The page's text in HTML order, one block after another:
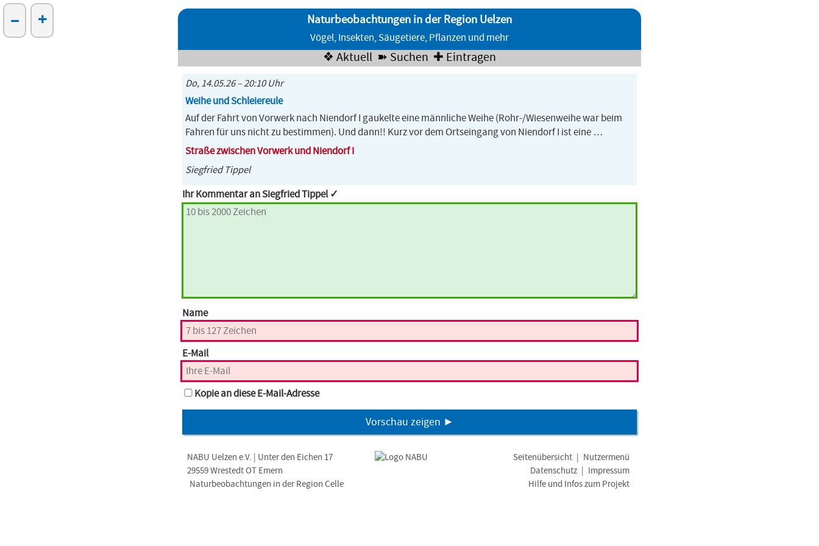
Naturbeobachtungen in der Region Uelzen
Vögel, Insekten, Säugetiere, Pflanzen und mehr
❖ Aktuell ➽ Suchen ✚ Eintragen
Do, 14.05.26 – 20:10 Uhr
Weihe und Schleiereule
Auf der Fahrt von Vorwerk nach Niendorf I gaukelte eine männliche Weihe (Rohr-/Wiesenweihe war beim
Fahren für uns nicht zu bestimmen). Und dann!! Kurz vor dem Ortseingang von Niendorf I ist eine …
Straße zwischen Vorwerk und Niendorf I
Siegfried Tippel
Ihr Kommentar an Siegfried Tippel ✓
Name
E-Mail
Kopie an diese E-Mail-Adresse
Vorschau zeigen ►
NABU Uelzen e.V. | Unter den Eichen 17
29559 Wrestedt OT Emern
Naturbeobachtungen in der Region Celle
Seitenübersicht
Nutzermenü
Datenschutz
Impressum
Hilfe und Infos zum Projekt
– +